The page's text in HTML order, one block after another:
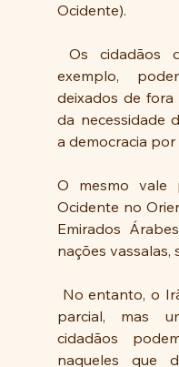
Ocidente).
Os cidadãos da Arábia Saudita, por
exemplo,
deixados de
da necessidade
a democracia
O mesmo vale
Ocidente no
Emirados
nações vassalas,
parcial, mas
cidadãos
naqueles que